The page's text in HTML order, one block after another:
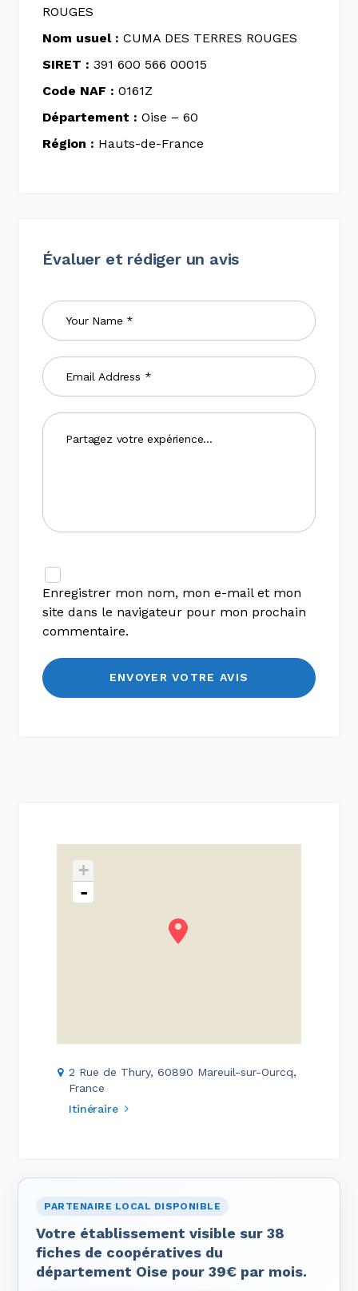
ROUGES
Nom usuel : CUMA DES TERRES ROUGES
SIRET : 391 600 566 00015
Code NAF : 0161Z
Département : Oise – 60
Région : Hauts-de-France
Évaluer et rédiger un avis
Enregistrer mon nom, mon e-mail et mon
site dans le navigateur pour mon prochain
commentaire.
+
-
2 Rue de Thury, 60890 Mareuil-sur-Ourcq,
France
Itinéraire
PARTENAIRE LOCAL DISPONIBLE
Votre établissement visible sur 38
fiches de coopératives du
département Oise pour 39€ par mois.